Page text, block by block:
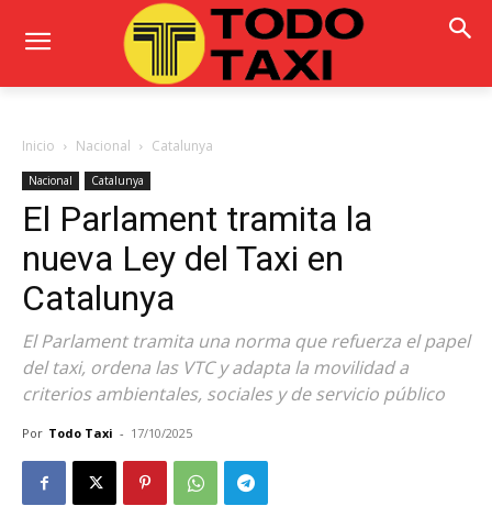
Inicio Nacional Catalunya
Nacional Catalunya
El Parlament tramita la
nueva Ley del Taxi en
Catalunya
El Parlament tramita una norma que refuerza el papel
del taxi, ordena las VTC y adapta la movilidad a
criterios ambientales, sociales y de servicio público
Por Todo Taxi - 17/10/2025